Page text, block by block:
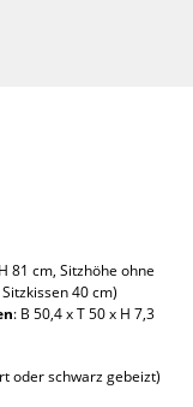
81 cm, Sitzhöhe ohne
40 cm)
: B 50,4 x T 50 x H 7,3
oder schwarz gebeizt)